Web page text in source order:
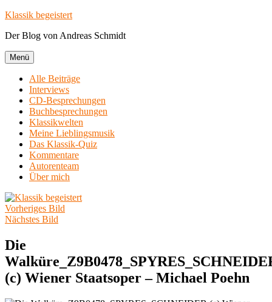
Zum
springen
Klassik begeistert
Der Blog von Andreas Schmidt
Menü
Alle Beiträge
Interviews
CD-Besprechungen
Buchbesprechungen
Klassikwelten
Meine Lieblingsmusik
Das Klassik-Quiz
Kommentare
Autorenteam
Über mich
Vorheriges Bild
Nächstes Bild
Die
(c) Wiener Staatsoper – Michael Poehn